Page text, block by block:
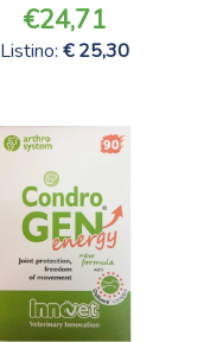
24,71
Listino: 25,30